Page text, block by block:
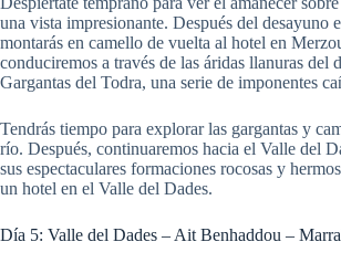
una vista impresionante. Después del desayuno
montarás en camello de vuelta al hotel en
conduciremos a través de las áridas llanuras del
Gargantas del Todra, una serie de imponentes
Tendrás tiempo para explorar las gargantas y
río. Después, continuaremos hacia el Valle del
sus espectaculares formaciones rocosas y
un hotel en el Valle del Dades.
Día 5: Valle del Dades – Ait Benhaddou –